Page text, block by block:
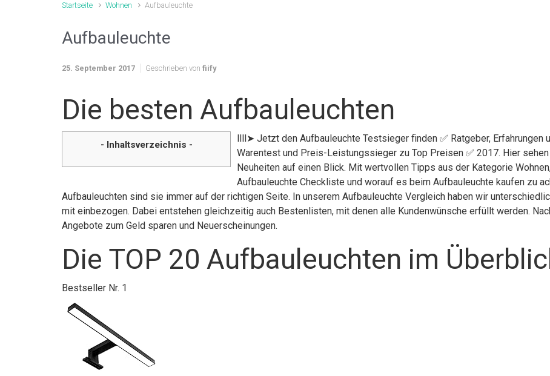
Startseite Wohnen Aufbauleuchte
Aufbauleuchte
25. September 2017 Geschrieben von fiify
Die besten Aufbauleuchten
- Inhaltsverzeichnis -
llll➤ Jetzt den Aufbauleuchte Testsieger finden ✅ Ratgeber, Erfahrungen
Warentest und Preis-Leistungssieger zu Top Preisen ✅ 2017. Hier
Neuheiten auf einen Blick. Mit wertvollen Tipps aus der Kategorie
Aufbauleuchte Checkliste und worauf es beim Aufbauleuchte kaufen zu
Aufbauleuchten sind sie immer auf der richtigen Seite. In unserem Aufbauleuchte Vergleich haben wir
mit einbezogen. Dabei entstehen gleichzeitig auch Bestenlisten, mit denen alle Kundenwünsche erfüllt werden.
Angebote zum Geld sparen und Neuerscheinungen.
Die TOP 20 Aufbauleuchten im
Bestseller Nr. 1